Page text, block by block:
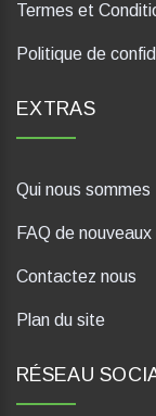
Termes et
Politique de
EXTRAS
Qui nous sommes
FAQ de
Contactez nous
Plan du site
RÉSEAU